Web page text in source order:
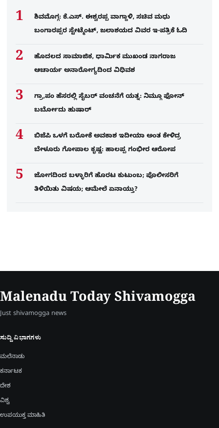
ಶಿವಮೊಗ್ಗ: ಕೆ.ಎಸ್. ಈಶ್ವರಪ್ಪ ವಾಗ್ದಾಳಿ, ಸಚಿವ ಮಧು
ಬಂಗಾರಪ್ಪರ ಸ್ಟೇಟ್ಮೆಂಟ್, ಜಲಾಶಯದ ವಿವರ ಇ-ಪತ್ರಿಕೆ ಓದಿ
ಹೊದಲದ ಸಾಮಾಜಿಕ, ಧಾರ್ಮಿಕ ಮುಖಂಡ ನಾಗರಾಜ
ಆಚಾರ್ಯ ಅನಾರೋಗ್ಯದಿಂದ ವಿಧಿವಶ
ಗ್ರಾ,ಪಂ ಹೆಸರಲ್ಲಿ ಸೈಬ‌ರ್ ವಂಚನೆಗೆ ಯತ್ನ: ನಿಮ್ಗೂ ಫೋನ್​
ಬರ್ಬೋದು ಹುಷಾರ್​​
ಬಿಜೆಪಿ ಒಳಗೆ ಬರೋಕೆ ಅವಕಾಶ ಇದೀಯಾ ಅಂತ ಕೇಳಿದ್ರ
ಬೇಳೂರು ಗೋಪಾಲ ಕೃಷ್ಣ: ಹಾಲಪ್ಪ ಗಂಭೀರ ಆರೋಪ
ಜೋಗದಿಂದ ಬಳ್ಳಾರಿಗೆ ಹೊರಟ ಕುಟುಂಬ; ಪೊಲೀಸರಿಗೆ
ತಿಳಿಯಿತು ವಿಷಯ; ಆಮೇಲೆ ಏನಾಯ್ತು?
Malenadu Today Shivamogga
Just shivamogga news
ಸುದ್ದಿ ವಿಭಾಗಗಳು
ಮಲೆನಾಡು
ಕರ್ನಾಟಕ
ದೇಶ
ವಿಶ್ವ
ಉಪಯುಕ್ತ ಮಾಹಿತಿ